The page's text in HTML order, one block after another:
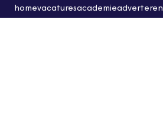
homevacaturesacademieadverteren